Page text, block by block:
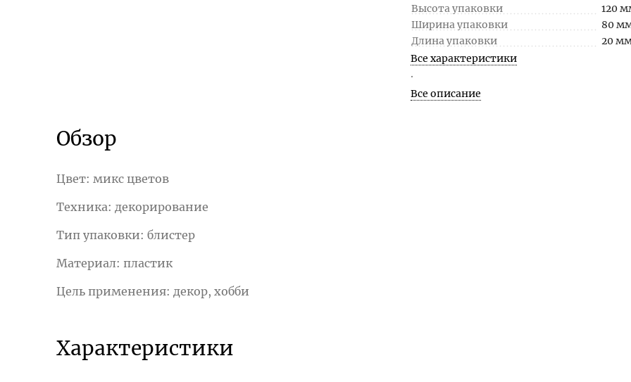
Высота упаковки
120
Ширина упаковки
80
Длина упаковки
20
Все характеристики
.
Все описание
Обзор
Цвет: микс цветов
Техника: декорирование
Тип упаковки: блистер
Материал: пластик
Цель применения: декор, хобби
Характеристики